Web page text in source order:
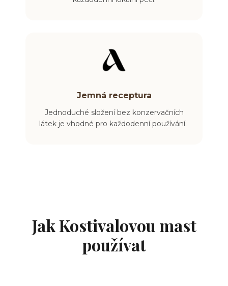
Jemná receptura
Jednoduché složení bez konzervačních
látek je vhodné pro každodenní používání.
Jak Kostivalovou mast
používat